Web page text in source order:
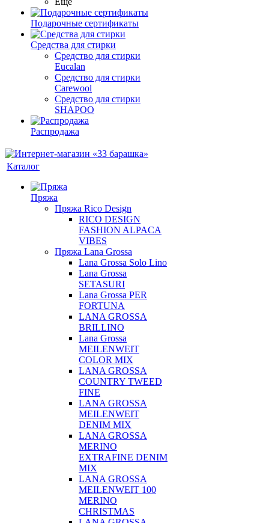
Подарочные сертификаты
Средства для стирки
Средство для стирки
Eucalan
Средство для стирки
Carewool
Средство для стирки
SHAPOO
Распродажа
Каталог
Пряжа
Пряжа Rico Design
RICO DESIGN
FASHION ALPACA
VIBES
Пряжа Lana Grossa
Lana Grossa Solo Lino
Lana Grossa
SETASURI
Lana Grossa PER
FORTUNA
LANA GROSSA
BRILLINO
Lana Grossa
MEILENWEIT
COLOR MIX
LANA GROSSA
COUNTRY TWEED
FINE
LANA GROSSA
MEILENWEIT
DENIM MIX
LANA GROSSA
MERINO
EXTRAFINE DENIM
MIX
LANA GROSSA
MEILENWEIT 100
MERINO
CHRISTMAS